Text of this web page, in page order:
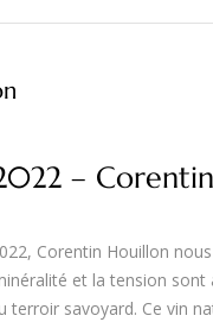
–
, Corentin Houillon
et la tension
terroir savoyard. Ce vin